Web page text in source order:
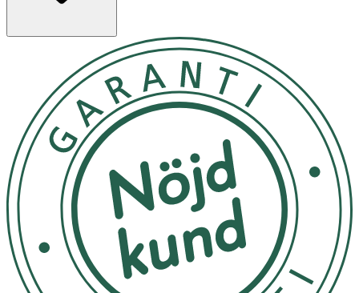
AQUA (WATER), SODIUM LAURETH SULFATE, BETULA
ALBA (BIRCH) JUICE, PEG-7 GLYCERYL COCOATE, SODIUM
COCOAMPHOACETATE, GLYCERIN, ACRYLATES/C10-30
ALKYL ACRYLATE CROSSPOLYMER, LAURYL GLUCOSIDE,
DISODIUM EDTA, PEG-40 HYDROGENATED CASTOR OIL,
SODIUM COCOYL GLUTAMATE, SODIUM LAURYL
GLUCOSE CARBOXYLATE, SODIUM BENZOATE,
NIACINAMIDE, POTASSIUM SORBATE, PROPANEDIOL,
SACCHARIDE ISOMERATE, SODIUM HYDROXIDE,
PHENOXYETHANOL, SODIUM BENZOTRIAZOLYL
BUTYLPHENOL SULFONATE, CITRIC ACID,
ETHYLHEXYLGLYCERIN, SODIUM CITRATE, LIMONENE,
PARFUM (FRAGRANCE).